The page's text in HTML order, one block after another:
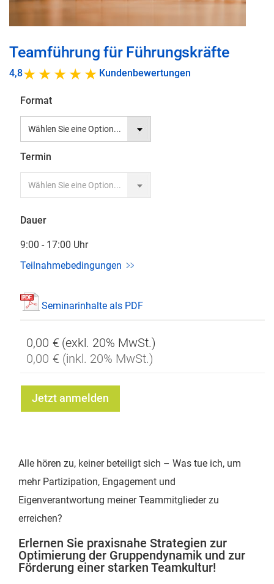
Anfang
der
Teamführung für Führungskräfte
4,8 Kundenbewertungen
Format
Termin
Dauer
9:00 - 17:00 Uhr
Teilnahmebedingungen
Seminarinhalte als PDF
0,00 €
0,00 €
Jetzt anmelden
Alle hören zu, keiner beteiligt sich – Was tue ich, um
mehr Partizipation, Engagement und
Eigenverantwortung meiner Teammitglieder zu
erreichen?
Erlernen Sie praxisnahe Strategien zur
Optimierung der Gruppendynamik und zur
Förderung einer starken Teamkultur!